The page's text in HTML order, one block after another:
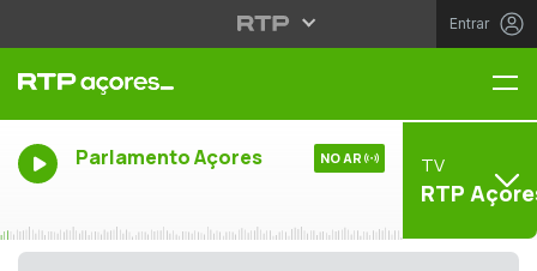
Entrar
Parlamento Açores NO AR TV
RTP